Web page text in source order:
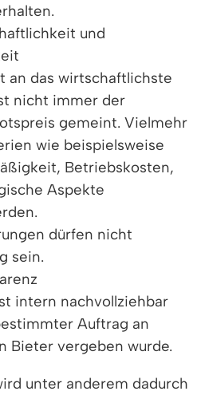
und
an das wirtschaftlichste
nicht immer der
gemeint. Vielmehr
wie beispielsweise
Betriebskosten,
Aspekte
dürfen nicht
sein.
intern nachvollziehbar
Auftrag an
Bieter vergeben wurde.
unter anderem dadurch